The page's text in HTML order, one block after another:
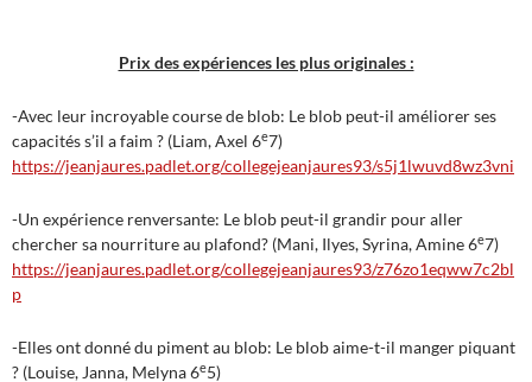
Prix des expériences les plus originales :
-Avec leur incroyable course de blob: Le blob peut-il améliorer ses
capacités s’il a faim ? (Liam, Axel 6e7)
https://jeanjaures.padlet.org/collegejeanjaures93/s5j1lwuvd8wz3vni
-Un expérience renversante: Le blob peut-il grandir pour aller
chercher sa nourriture au plafond? (Mani, Ilyes, Syrina, Amine 6e7)
https://jeanjaures.padlet.org/collegejeanjaures93/z76zo1eqww7c2bl
p
-Elles ont donné du piment au blob: Le blob aime-t-il manger piquant
? (Louise, Janna, Melyna 6e5)